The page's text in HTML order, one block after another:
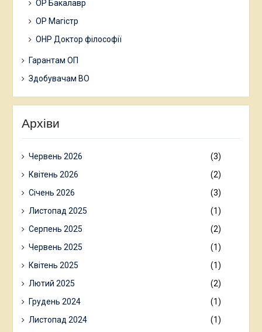
ОР Бакалавр
ОР Магістр
ОНР Доктор філософії
Гарантам ОП
Здобувачам ВО
Архіви
Червень 2026
(3)
Квітень 2026
(2)
Січень 2026
(3)
Листопад 2025
(1)
Серпень 2025
(2)
Червень 2025
(1)
Квітень 2025
(1)
Лютий 2025
(2)
Грудень 2024
(1)
Листопад 2024
(1)